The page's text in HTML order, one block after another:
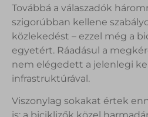
Továbbá a válaszadók
szigorúbban kellene
közlekedést – ezzel még a
egyetért. Ráadásul a
nem elégedett a jelenlegi
infrastruktúrával.
Viszonylag sokakat értek